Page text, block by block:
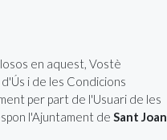
en aquest, Vostè
i de les Condicions
per part de l'Usuari de les
l'Ajuntament de Sant Joan